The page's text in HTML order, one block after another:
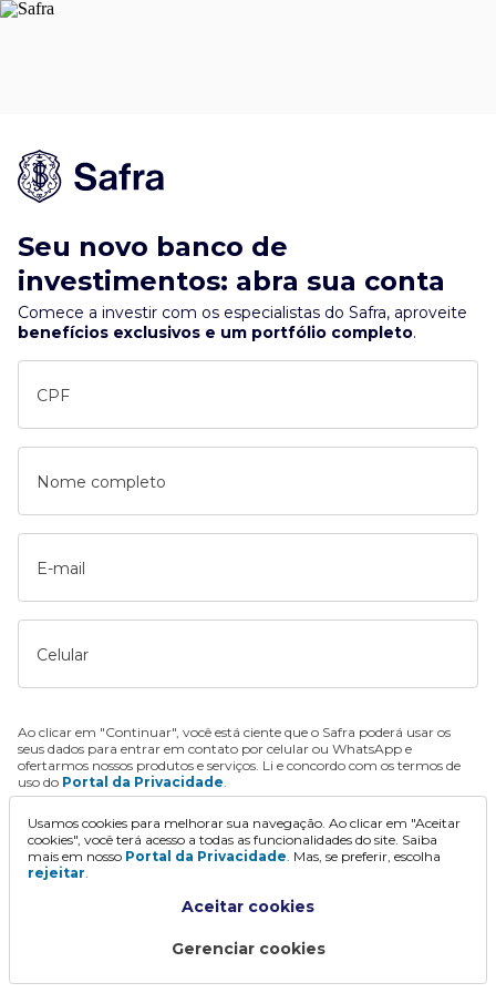
Seu novo banco de
investimentos: abra sua conta
Comece a investir com os especialistas do Safra, aproveite
benefícios exclusivos e um portfólio completo.
CPF
Nome completo
E-mail
Celular
Ao clicar em "Continuar", você está ciente que o Safra poderá usar os
seus dados para entrar em contato por celular ou WhatsApp e
ofertarmos nossos produtos e serviços. Li e concordo com os termos de
uso do Portal da Privacidade.
Continuar
Usamos cookies para melhorar sua navegação. Ao clicar em "Aceitar
cookies", você terá acesso a todas as funcionalidades do site. Saiba
mais em nosso Portal da Privacidade. Mas, se preferir, escolha
rejeitar.
Aceitar cookies
Gerenciar cookies